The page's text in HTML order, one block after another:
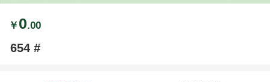
￥ 0.00
654 #